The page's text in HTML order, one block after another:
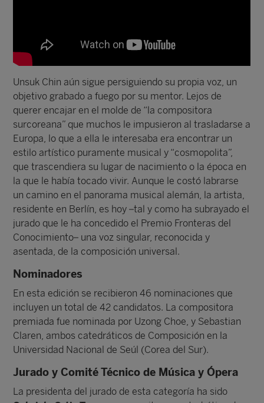
Unsuk Chin aún sigue persiguiendo su propia voz, un
objetivo grabado a fuego por su mentor. Lejos de
querer encajar en el molde de “la compositora
surcoreana” que muchos le impusieron al trasladarse a
Europa, lo que a ella le interesaba era encontrar un
estilo artístico puramente musical y “cosmopolita”,
que trascendiera su lugar de nacimiento o la época en
la que le había tocado vivir. Aunque le costó labrarse
un camino en el panorama musical alemán, la artista,
residente en Berlín, es hoy –tal y como ha subrayado el
jurado que le ha concedido el Premio Fronteras del
Conocimiento– una voz singular, reconocida y
asentada, de la composición universal.
Nominadores
En esta edición se recibieron 46 nominaciones que
incluyen un total de 42 candidatos. La compositora
premiada fue nominada por Uzong Choe, y Sebastian
Claren, ambos catedráticos de Composición en la
Universidad Nacional de Seúl (Corea del Sur).
Jurado y Comité Técnico de Música y Ópera
La presidenta del jurado de esta categoría ha sido